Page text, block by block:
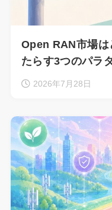
Open RAN市場
たらす3つのパラ
2026年7月28日